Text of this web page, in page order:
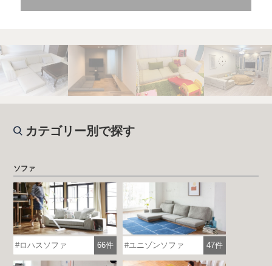
カテゴリー別で探す
ソファ
ロハスソファ 66件 ユニゾンソファ 47件